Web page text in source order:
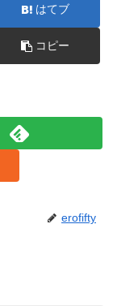
はてブ
コピー
erofifty